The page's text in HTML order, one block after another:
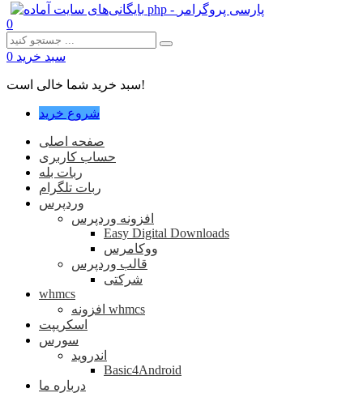
0
سبد خرید 0
سبد خرید شما خالی است!
شروع خرید
صفحه اصلی
حساب کاربری
ربات بله
ربات تلگرام
وردپرس
افزونه وردپرس
Easy Digital Downloads
ووکامرس
قالب وردپرس
شرکتی
whmcs
افزونه whmcs
اسکریپت
سورس
اندروید
Basic4Android
درباره ما